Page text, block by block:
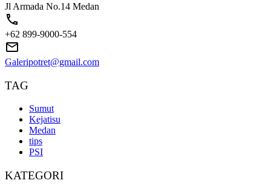
Jl Armada No.14 Medan
+62 899-9000-554
Galeripotret@gmail.com
TAG
Sumut
Kejatisu
Medan
tips
PSI
KATEGORI